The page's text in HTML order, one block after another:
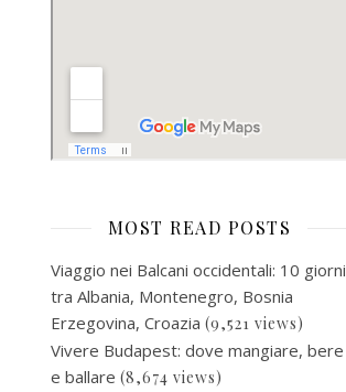
MOST READ POSTS
Viaggio nei Balcani occidentali: 10 giorni
tra Albania, Montenegro, Bosnia
Erzegovina, Croazia (9,521 views)
Vivere Budapest: dove mangiare, bere
e ballare (8,674 views)